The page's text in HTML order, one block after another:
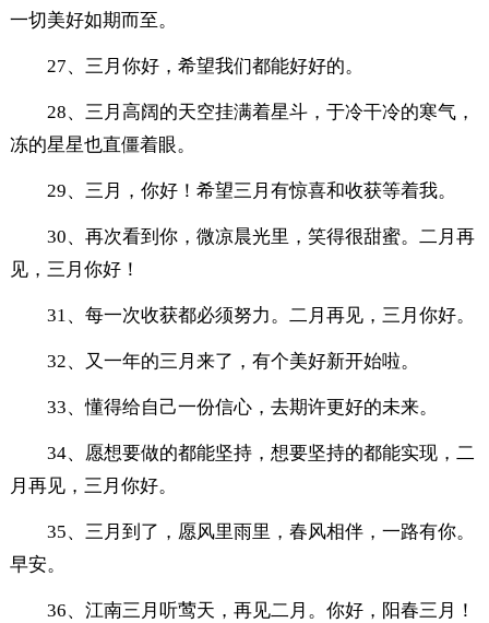
一切美好如期而至。
27、三月你好，希望我们都能好好的。
28、三月高阔的天空挂满着星斗，于冷干冷的寒气，
冻的星星也直僵着眼。
29、三月，你好！希望三月有惊喜和收获等着我。
30、再次看到你，微凉晨光里，笑得很甜蜜。二月再
见，三月你好！
31、每一次收获都必须努力。二月再见，三月你好。
32、又一年的三月来了，有个美好新开始啦。
33、懂得给自己一份信心，去期许更好的未来。
34、愿想要做的都能坚持，想要坚持的都能实现，二
月再见，三月你好。
35、三月到了，愿风里雨里，春风相伴，一路有你。
早安。
36、江南三月听莺天，再见二月。你好，阳春三月！